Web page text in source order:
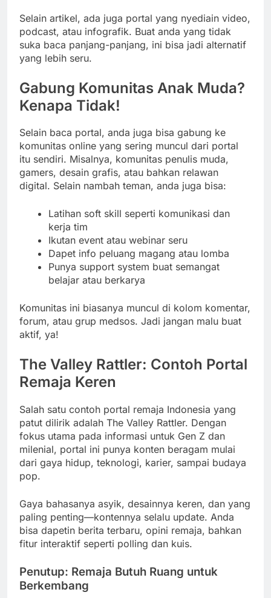
Selain artikel, ada juga portal yang nyediain video,
podcast, atau infografik. Buat anda yang tidak
suka baca panjang-panjang, ini bisa jadi alternatif
yang lebih seru.
Gabung Komunitas Anak Muda?
Kenapa Tidak!
Selain baca portal, anda juga bisa gabung ke
komunitas online yang sering muncul dari portal
itu sendiri. Misalnya, komunitas penulis muda,
gamers, desain grafis, atau bahkan relawan
digital. Selain nambah teman, anda juga bisa:
Latihan soft skill seperti komunikasi dan
kerja tim
Ikutan event atau webinar seru
Dapet info peluang magang atau lomba
Punya support system buat semangat
belajar atau berkarya
Komunitas ini biasanya muncul di kolom komentar,
forum, atau grup medsos. Jadi jangan malu buat
aktif, ya!
The Valley Rattler: Contoh Portal
Remaja Keren
Salah satu contoh portal remaja Indonesia yang
patut dilirik adalah The Valley Rattler. Dengan
fokus utama pada informasi untuk Gen Z dan
milenial, portal ini punya konten beragam mulai
dari gaya hidup, teknologi, karier, sampai budaya
pop.
Gaya bahasanya asyik, desainnya keren, dan yang
paling penting—kontennya selalu update. Anda
bisa dapetin berita terbaru, opini remaja, bahkan
fitur interaktif seperti polling dan kuis.
Penutup: Remaja Butuh Ruang untuk
Berkembang